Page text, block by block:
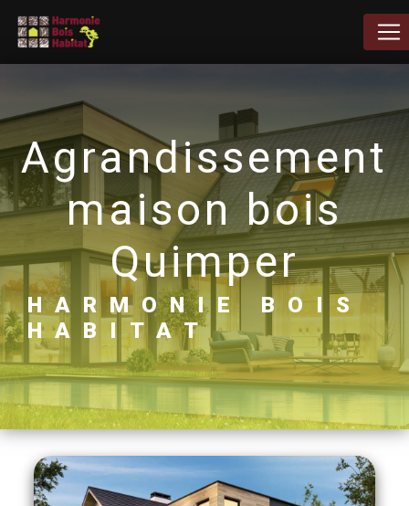
agrandissement
maison bois
Quimper
HARMONIE BOIS
HABITAT